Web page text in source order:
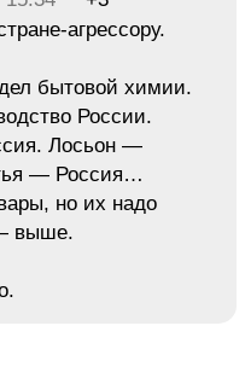
агрессору.
бытовой химии.
России.
Лосьон —
— Россия…
но их надо
выше.